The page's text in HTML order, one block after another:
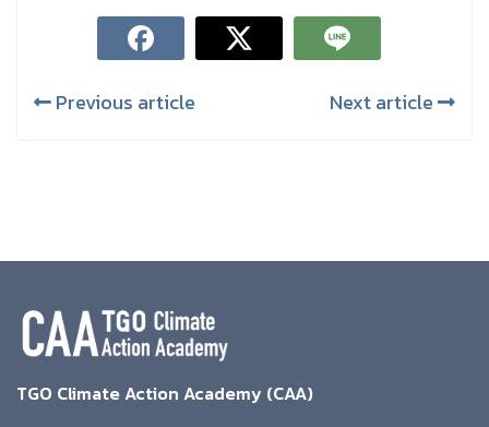
Previous article Next article
TGO Climate Action Academy (CAA)